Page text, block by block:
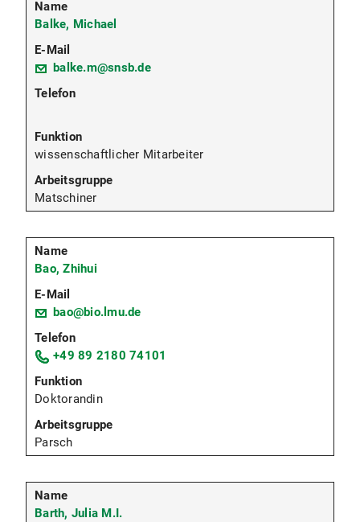
Balke, Michael
balke.m@snsb.de
wissenschaftlicher Mitarbeiter
Matschiner
Bao, Zhihui
bao@bio.lmu.de
+49 89 2180 74101
Doktorandin
Parsch
Barth, Julia M.I.